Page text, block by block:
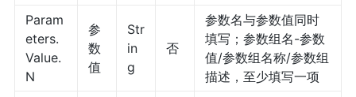
Param
eters.
Value.
N
参
数
值
Str
in
g
否
参数名与参数值同时
填写；参数组名-参数
值/参数组名称/参数组
描述，至少填写一项